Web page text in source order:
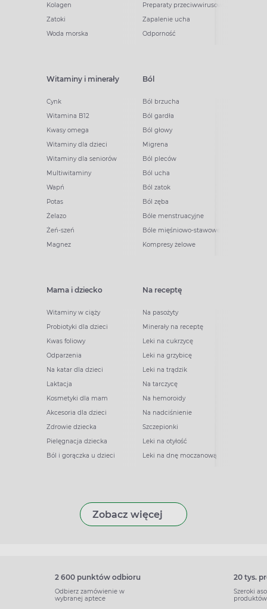
Kolagen
Zatoki
Woda morska
Preparaty przeciwwirusowe
Zapalenie ucha
Odporność
Witaminy i minerały
Cynk
Witamina B12
Kwasy omega
Witaminy dla dzieci
Witaminy dla seniorów
Multiwitaminy
Wapń
Potas
Żelazo
Żeń-szeń
Magnez
Ból
Ból brzucha
Ból gardła
Ból głowy
Migrena
Ból pleców
Ból ucha
Ból zatok
Ból zęba
Bóle menstruacyjne
Bóle mięśniowo-stawowe
Kompresy żelowe
Mama i dziecko
Witaminy w ciąży
Probiotyki dla dzieci
Kwas foliowy
Odparzenia
Na katar dla dzieci
Laktacja
Kosmetyki dla mam
Akcesoria dla dzieci
Zdrowie dziecka
Pielęgnacja dziecka
Ból i gorączka u dzieci
Na receptę
Na pasożyty
Minerały na receptę
Leki na cukrzycę
Leki na grzybicę
Leki na trądzik
Na tarczycę
Na hemoroidy
Na nadciśnienie
Szczepionki
Leki na otyłość
Leki na dnę moczanową
Zobacz więcej
2 600 punktów odbioru
Odbierz zamówienie w
wybranej aptece
20 tys.
Szeroki
produktów